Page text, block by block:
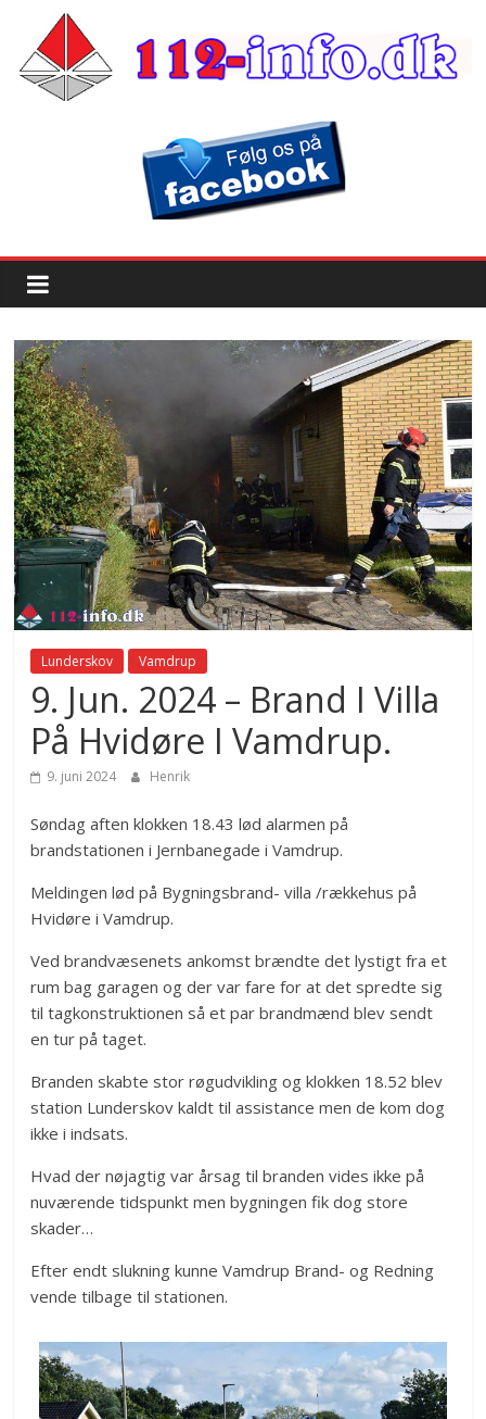
Lunderskov Vamdrup
9. Jun. 2024 – Brand I Villa
På Hvidøre I Vamdrup.
9. juni 2024 Henrik
Søndag aften klokken 18.43 lød alarmen på
brandstationen i Jernbanegade i Vamdrup.
Meldingen lød på Bygningsbrand- villa /rækkehus på
Hvidøre i Vamdrup.
Ved brandvæsenets ankomst brændte det lystigt fra et
rum bag garagen og der var fare for at det spredte sig
til tagkonstruktionen så et par brandmænd blev sendt
en tur på taget.
Branden skabte stor røgudvikling og klokken 18.52 blev
station Lunderskov kaldt til assistance men de kom dog
ikke i indsats.
Hvad der nøjagtig var årsag til branden vides ikke på
nuværende tidspunkt men bygningen fik dog store
skader…
Efter endt slukning kunne Vamdrup Brand- og Redning
vende tilbage til stationen.